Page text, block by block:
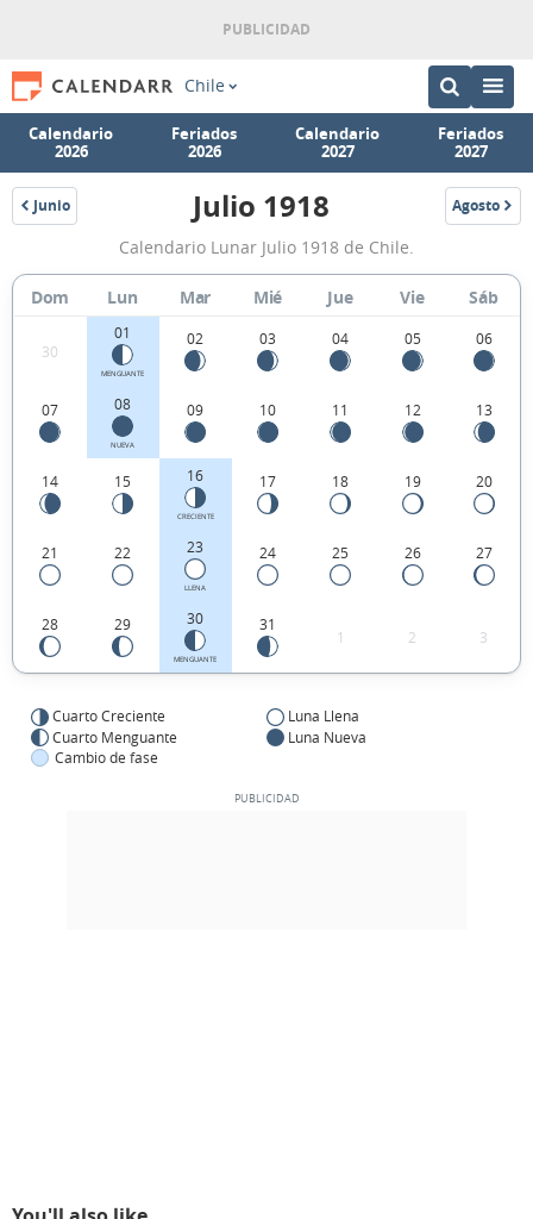
Chile
Calendario
2026
Feriados
2026
Calendario
2027
Feriados
2027
Junio
1918
Calendario
Lunar
Julio
1918
de
Chile.
Julio 1918 Agosto
1918
Calendario Lunar Julio 1918 de Chile.
Dom Lun Mar Mié Jue Vie Sáb
30
01
MENGUANTE
02 03 04 05 06
07 08
NUEVA
09 10 11 12 13
14 15 16
CRECIENTE
17 18 19 20
21 22 23
LLENA
24 25 26 27
28 29 30
MENGUANTE
31
1 2 3
Cuarto Creciente
Luna Llena
Cuarto Menguante
Luna Nueva
Cambio de fase